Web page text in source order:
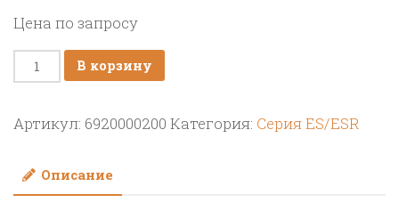
Цена по запросу
Количество
товара
плунжерный
давления
HPP
В корзину
Артикул: 6920000200 Категория: Серия ES/ESR
Описание